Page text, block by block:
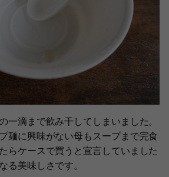
一滴まで飲み干してしまいました。
麺に興味がない母もスープまで完食
らケースで買うと宣言していました
る美味しさです。